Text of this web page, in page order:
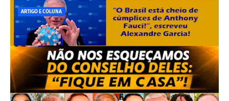
ARTIGO E COLUNA